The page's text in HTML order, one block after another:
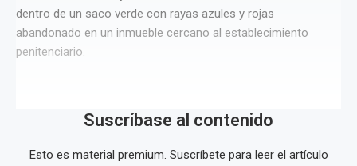
dentro de un saco verde con rayas azules y rojas
abandonado en un inmueble cercano al establecimiento
penitenciario.
Suscríbase al contenido
Esto es material premium. Suscríbete para leer el artículo